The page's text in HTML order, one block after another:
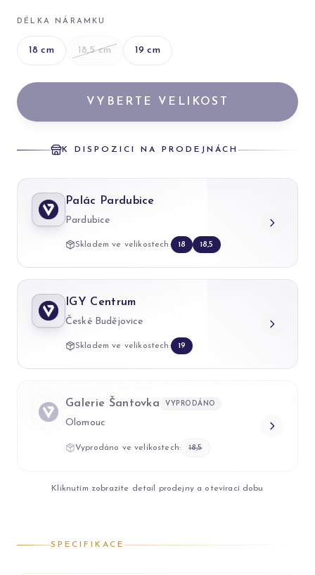
DÉLKA NÁRAMKU
18 cm 18,5cm 19 cm
VYBERTE VELIKOST
K DISPOZICI NA PRODEJNÁCH
Palác Pardubice
Pardubice
Skladem ve velikostech: 18 18,5
IGY Centrum
České Budějovice
Skladem ve velikostech: 19
Galerie Šantovka VYPRODÁNO
Olomouc
Vyprodáno ve velikostech: 18,5
Kliknutím zobrazíte detail prodejny a otevírací dobu
SPECIFIKACE